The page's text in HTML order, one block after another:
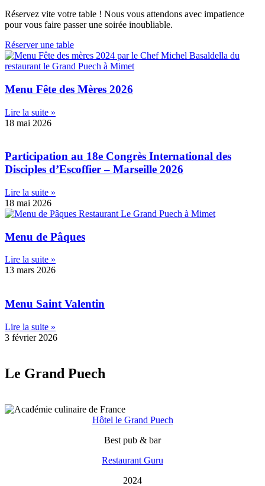
Réservez vite votre table ! Nous vous attendons avec impatience
pour vous faire passer une soirée inoubliable.
Réserver une table
Menu Fête des Mères 2026
Lire la suite »
18 mai 2026
Participation au 18e Congrès International des
Disciples d’Escoffier – Marseille 2026
Lire la suite »
18 mai 2026
Menu de Pâques
Lire la suite »
13 mars 2026
Menu Saint Valentin
Lire la suite »
3 février 2026
Le Grand Puech
Hôtel le Grand Puech
Best pub & bar
Restaurant Guru
2024